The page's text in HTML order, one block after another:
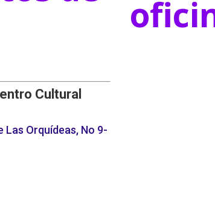
Cultural
Las Orquídeas, No 9-